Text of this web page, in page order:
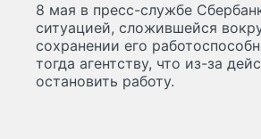
8 мая в пресс-службе
ситуацией, сложившейся
сохранении его
тогда агентству, что из-за
остановить работу.